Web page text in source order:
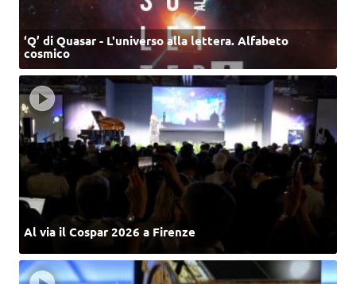
‘Q’ di Quasar - L'universo alla lettera. Alfabeto
cosmico
Al via il Cospar 2026 a Firenze